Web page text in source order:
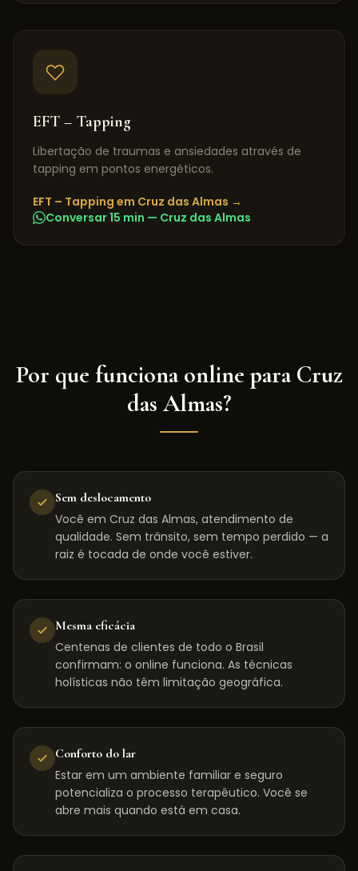
EFT – Tapping
Libertação de traumas e ansiedades através de
tapping em pontos energéticos.
EFT – Tapping em Cruz das Almas →
Conversar 15 min — Cruz das Almas
Por que funciona online paraCruz
das Almas?
Sem deslocamento
Você em Cruz das Almas, atendimento de
qualidade. Sem trânsito, sem tempo perdido — a
raiz é tocada de onde você estiver.
Mesma eficácia
Centenas de clientes de todo o Brasil
confirmam: o online funciona. As técnicas
holísticas não têm limitação geográfica.
Conforto do lar
Estar em um ambiente familiar e seguro
potencializa o processo terapêutico. Você se
abre mais quando está em casa.